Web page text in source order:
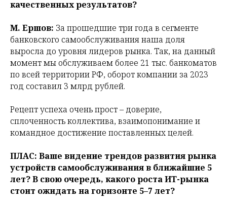
качественных результатов?
М. Ершов: За прошедшие три года в сегменте
банковского самообслуживания наша доля
выросла до уровня лидеров рынка. Так, на данный
момент мы обслуживаем более 21 тыс. банкоматов
по всей территории РФ, оборот компании за 2023
год составил 3 млрд рублей.
Рецепт успеха очень прост – доверие,
сплоченность коллектива, взаимопонимание и
командное достижение поставленных целей.
ПЛАС: Ваше видение трендов развития рынка
устройств самообслуживания в ближайшие 5
лет? В свою очередь, какого роста ИТ-рынка
стоит ожидать на горизонте 5–7 лет?